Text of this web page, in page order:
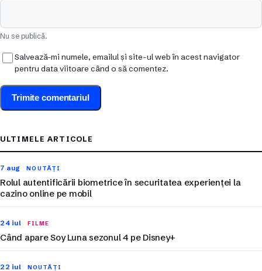
Nu se publică.
Salvează-mi numele, emailul și site-ul web în acest navigator
pentru data viitoare când o să comentez.
ULTIMELE ARTICOLE
7 aug NOUTĂȚI
Rolul autentificării biometrice în securitatea experienței la
cazino online pe mobil
24 iul FILME
Când apare Soy Luna sezonul 4 pe Disney+
22 iul NOUTĂȚI